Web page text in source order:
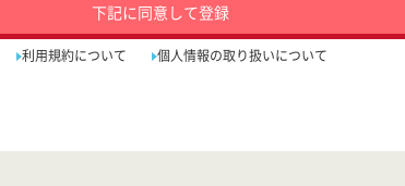
下記に同意して登録
利用規約について 個人情報の取り扱いについて